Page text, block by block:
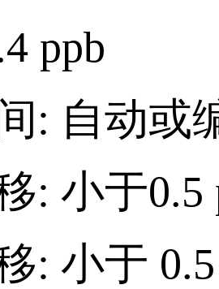
ppb
: 自动或
: 小于0.5
: 小于